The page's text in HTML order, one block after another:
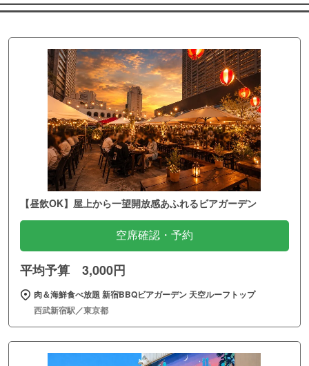
【昼飲OK】屋上から一望開放感あふれるビアガーデン
空席確認・予約
平均予算 3,000円
肉＆海鮮食べ放題 新宿BBQビアガーデン 天空ルーフトップ
西武新宿駅／東京都